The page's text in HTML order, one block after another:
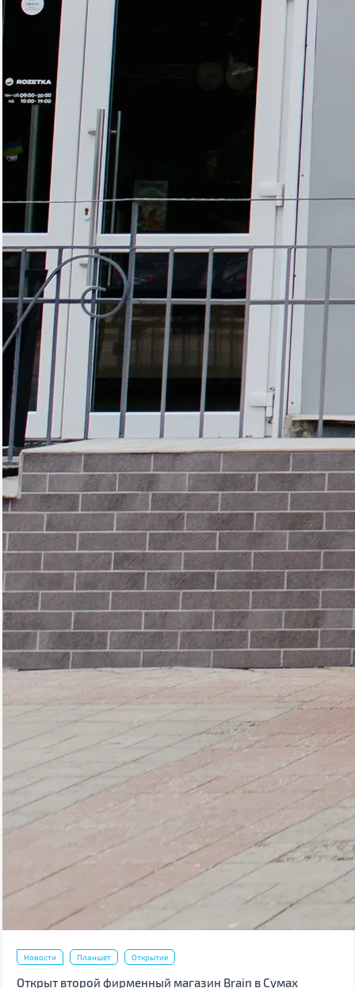
Новости Планшет Открытие
Открыт второй фирменный магазин Brain в Сумах